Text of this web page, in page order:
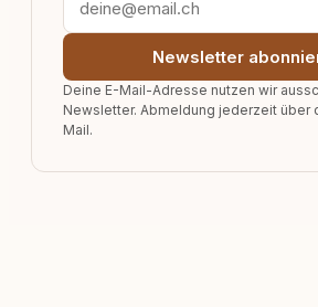
Newsletter
Deine E-Mail-Adresse nutzen wir
Newsletter. Abmeldung jederzeit über
Mail.